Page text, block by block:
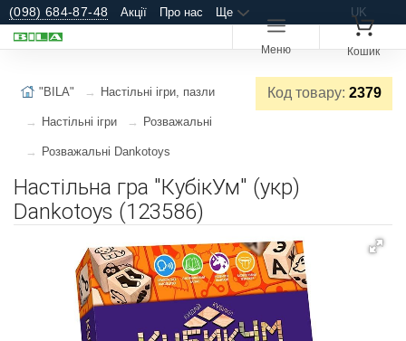
(098) 684-87-48 Акції Про нас Ще UK
Меню Кошик
Код товару: 2379
"BILA" Настільні ігри, пазли
Настільні ігри Розважальні
Розважальні Dankotoys
Настільна гра "КубікУм" (укр)
Dankotoys (123586)